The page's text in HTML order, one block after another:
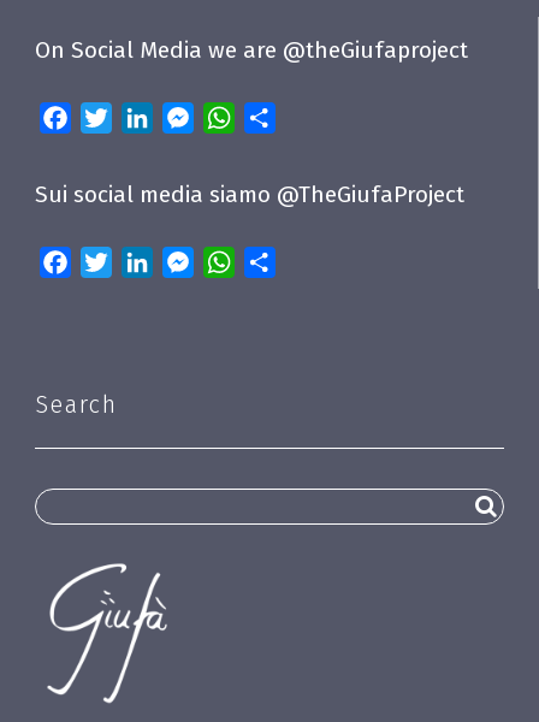
On Social Media we are @theGiufaproject
FacebookTwitterLinkedInMessengerWhatsApp
Sui social media siamo @TheGiufaProject
FacebookTwitterLinkedInMessengerWhatsApp
Search